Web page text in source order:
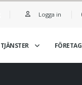
Logga in
TJÄNSTER FÖRETAG